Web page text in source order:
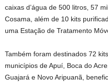
caixas d’água de 500 litros, 57
Cosama, além de 10 kits
uma Estação de Tratamento
Também foram destinados 72
municípios de Apuí, Boca do
Guajará e Novo Aripuanã,